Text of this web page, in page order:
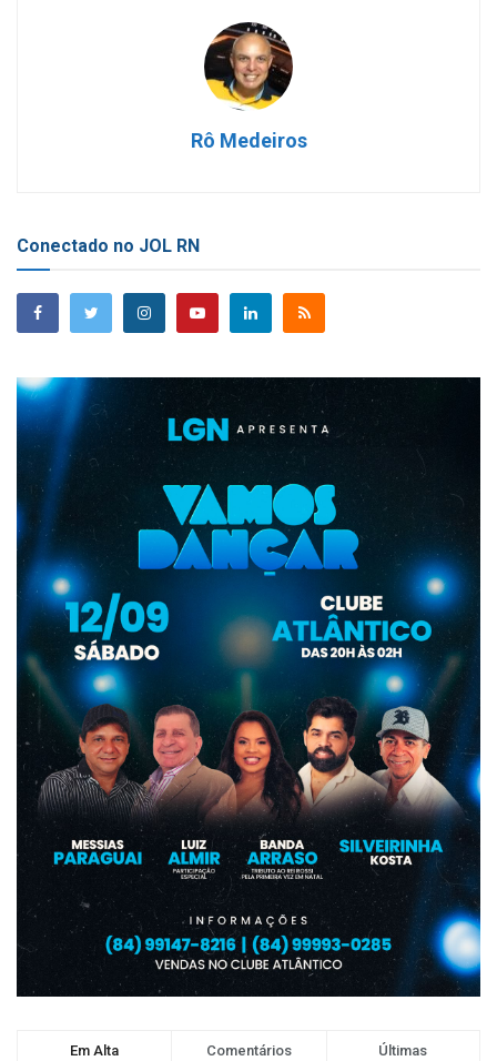
Rô Medeiros
Conectado no JOL RN
Em Alta Comentários Últimas